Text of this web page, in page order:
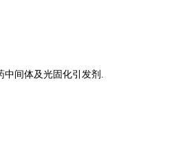
中间体及光固化引发剂.